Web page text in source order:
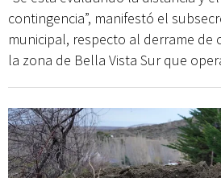
contingencia”, manifestó el
municipal, respecto al derrame de
la zona de Bella Vista Sur que